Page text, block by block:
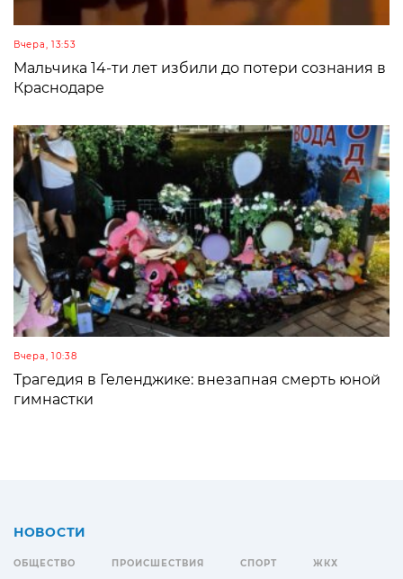
Вчера, 13:53
Мальчика 14-ти лет избили до потери сознания в
Краснодаре
Вчера, 10:38
Трагедия в Геленджике: внезапная смерть юной
гимнастки
НОВОСТИ
ОБЩЕСТВО ПРОИСШЕСТВИЯ СПОРТ ЖКХ